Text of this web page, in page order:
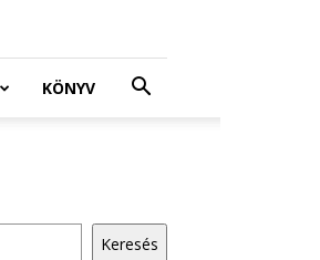
KÖNYV
Keresés